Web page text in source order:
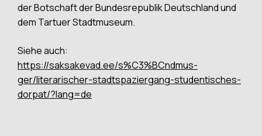
der Botschaft der Bundesrepublik Deutschland und
dem Tartuer Stadtmuseum.
Siehe auch:
https://saksakevad.ee/s%C3%BCndmus-
ger/literarischer-stadtspaziergang-studentisches-
dorpat/?lang=de